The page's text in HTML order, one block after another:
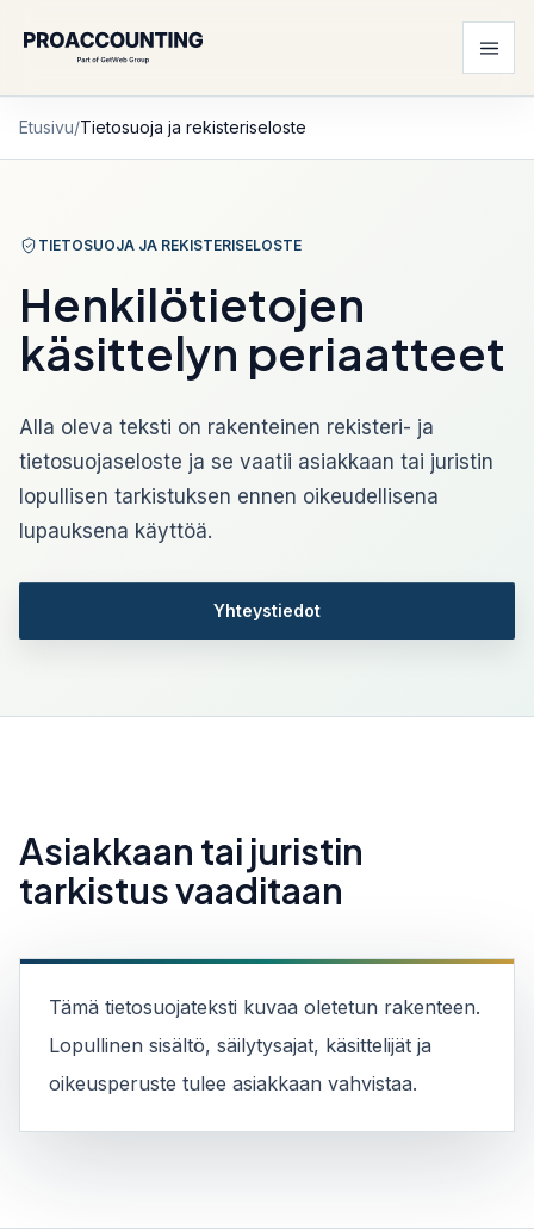
Etusivu/Tietosuoja ja rekisteriseloste
TIETOSUOJA JA REKISTERISELOSTE
Henkilötietojen
käsittelyn periaatteet
Alla oleva teksti on rakenteinen rekisteri- ja
tietosuojaseloste ja se vaatii asiakkaan tai juristin
lopullisen tarkistuksen ennen oikeudellisena
lupauksena käyttöä.
Yhteystiedot
Asiakkaan tai juristin
tarkistus vaaditaan
Tämä tietosuojateksti kuvaa oletetun rakenteen.
Lopullinen sisältö, säilytysajat, käsittelijät ja
oikeusperuste tulee asiakkaan vahvistaa.